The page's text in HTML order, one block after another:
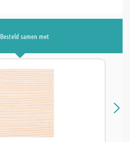
Besteld samen met